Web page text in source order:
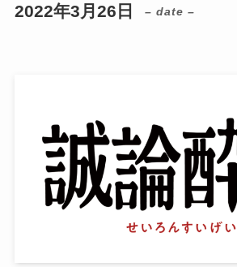
2022年3月26日 – date –